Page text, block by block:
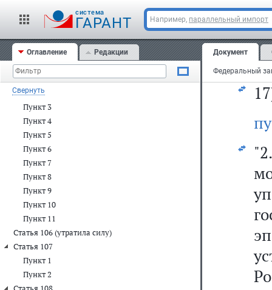
cистема
ГАРАНТ Например, параллельный импорт
Оглавление Редакции
Свернуть
Пункт 5
Пункт 6
Пункт 7
Статья 105
Пункт 1
Пункт 2
Пункт 3
Пункт 4
Пункт 5
Пункт 6
Пункт 7
Пункт 8
Пункт 9
Пункт 10
Пункт 11
Статья 106 (утратила силу)
Статья 107
Пункт 1
Пункт 2
Документ